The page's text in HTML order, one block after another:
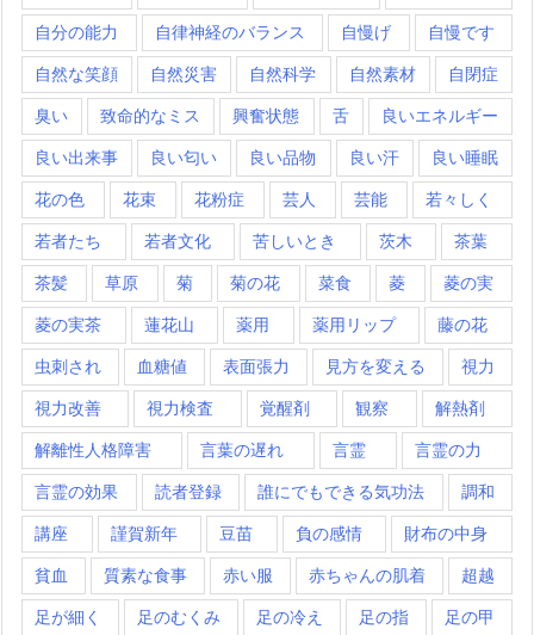
自分の能力 自律神経のバランス 自慢げ 自慢です
自然な笑顔 自然災害 自然科学 自然素材 自閉症
臭い 致命的なミス 興奮状態 舌 良いエネルギー
良い出来事 良い匂い 良い品物 良い汗 良い睡眠
花の色 花束 花粉症 芸人 芸能 若々しく
若者たち 若者文化 苦しいとき 茨木 茶葉
茶髪 草原 菊 菊の花 菜食 菱 菱の実
菱の実茶 蓮花山 薬用 薬用リップ 藤の花
虫刺され 血糖値 表面張力 見方を変える 視力
視力改善 視力検査 覚醒剤 観察 解熱剤
解離性人格障害 言葉の遅れ 言霊 言霊の力
言霊の効果 読者登録 誰にでもできる気功法 調和
講座 謹賀新年 豆苗 負の感情 財布の中身
貧血 質素な食事 赤い服 赤ちゃんの肌着 超越
足が細く 足のむくみ 足の冷え 足の指 足の甲